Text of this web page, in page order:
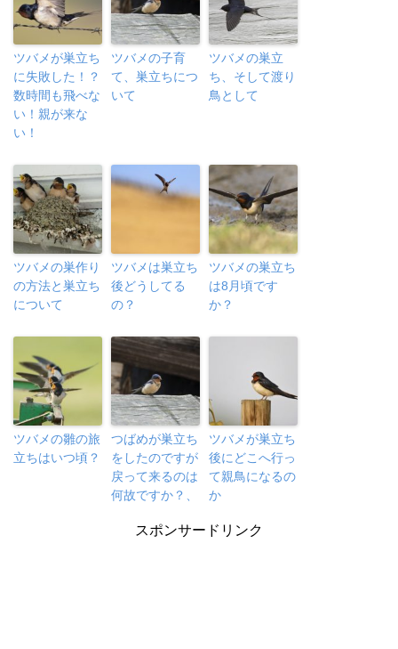
ツバメが巣立ち
に失敗した！？
数時間も飛べな
い！親が来な
い！
ツバメの子育
て、巣立ちにつ
いて
ツバメの巣立
ち、そして渡り
鳥として
ツバメの巣作り
の方法と巣立ち
について
ツバメは巣立ち
後どうしてる
の？
ツバメの巣立ち
は8月頃です
か？
ツバメの雛の旅
立ちはいつ頃？
つばめが巣立ち
をしたのですが
戻って来るのは
何故ですか？、
ツバメが巣立ち
後にどこへ行っ
て親鳥になるの
か
スポンサードリンク